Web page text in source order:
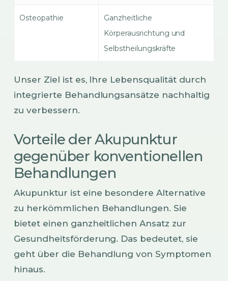
Osteopathie
Ganzheitliche
Körperausrichtung und
Selbstheilungskräfte
Unser Ziel ist es, Ihre Lebensqualität durch
integrierte Behandlungsansätze nachhaltig
zu verbessern.
Vorteile der Akupunktur
gegenüber konventionellen
Behandlungen
Akupunktur ist eine besondere Alternative
zu herkömmlichen Behandlungen. Sie
bietet einen ganzheitlichen Ansatz zur
Gesundheitsförderung. Das bedeutet, sie
geht über die Behandlung von Symptomen
hinaus.